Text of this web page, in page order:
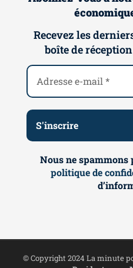
Recevez les
boîte de
Nous ne spammons
politique de
© Copyright 2024 La minute